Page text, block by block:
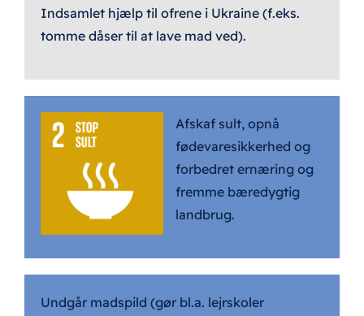
Indsamlet hjælp til ofrene i Ukraine (f.eks.
tomme dåser til at lave mad ved).
Afskaf sult, opnå
fødevaresikkerhed og
forbedret ernæring og
fremme bæredygtig
landbrug.
Undgår madspild (gør bl.a. lejrskoler